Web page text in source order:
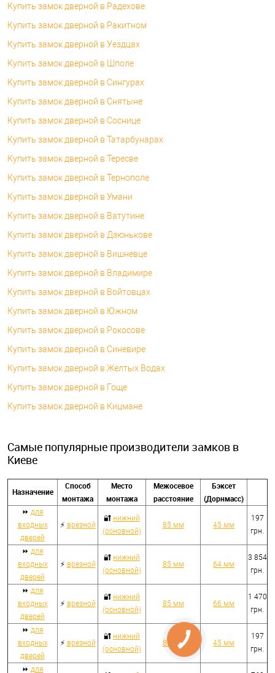
Купить замок дверной в Радехове
Купить замок дверной в Ракитном
Купить замок дверной в Уездцах
Купить замок дверной в Шполе
Купить замок дверной в Сингурах
Купить замок дверной в Снятыне
Купить замок дверной в Соснице
Купить замок дверной в Татарбунарах
Купить замок дверной в Тересве
Купить замок дверной в Тернополе
Купить замок дверной в Умани
Купить замок дверной в Ватутине
Купить замок дверной в Дзюнькове
Купить замок дверной в Вишневце
Купить замок дверной в Владимире
Купить замок дверной в Войтовцах
Купить замок дверной в Южном
Купить замок дверной в Рокосове
Купить замок дверной в Синевире
Купить замок дверной в Желтых Водах
Купить замок дверной в Гоще
Купить замок дверной в Кицмане
Самые популярные производители замков в
Киеве
Назначение
Способ
монтажа
Место
монтажа
Межосевое
расстояние
Бэксет
(Дорнмасс)
⏩ для
входных
дверей
⚡ врезной
🔐 нижний
(основной)
85 мм 45 мм
197
грн.
⏩ для
входных
дверей
⚡ врезной
🔐 нижний
(основной)
85 мм 64 мм
3 854
грн.
⏩ для
входных
дверей
⚡ врезной
🔐 нижний
(основной)
85 мм 66 мм
1 470
грн.
⏩ для
входных
дверей
⚡ врезной
🔐 нижний
(основной)
85 мм 45 мм
197
грн.
⏩ для